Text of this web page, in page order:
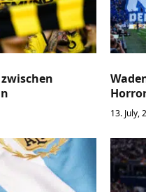
13. July,